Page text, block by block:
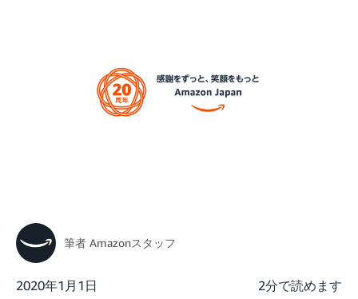
筆者 Amazonスタッフ
2020年1月1日 2分で読めます